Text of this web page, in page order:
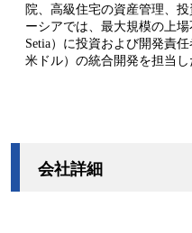
院、高級住宅の資産管理、
ーシアでは、最大規模の上
Setia）に投資および開発責
米ドル）の統合開発を担当し
会社詳細